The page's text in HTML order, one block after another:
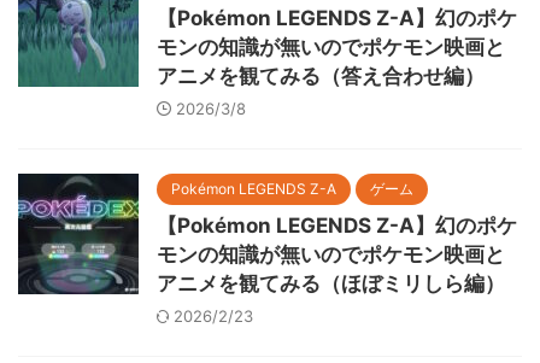
【Pokémon LEGENDS Z-A】幻のポケ
モンの知識が無いのでポケモン映画と
アニメを観てみる（答え合わせ編）
2026/3/8
Pokémon LEGENDS Z-A ゲーム
【Pokémon LEGENDS Z-A】幻のポケ
モンの知識が無いのでポケモン映画と
アニメを観てみる（ほぼミリしら編）
2026/2/23